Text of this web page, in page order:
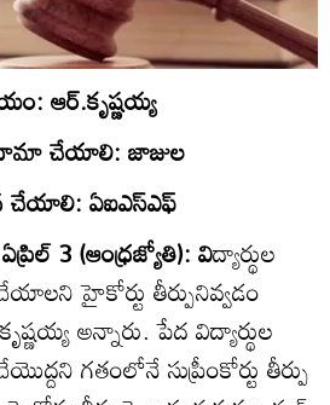
ఆర్‌.కృష్ణయ్య
చేయాలి: జాజుల
చేయాలి: ఏఐఎస్ఎఫ్‌
3 (ఆంధ్రజ్యోతి): విద్యార్థుల
హైకోర్టు తీర్పునివ్వడం
అన్నారు. పేద విద్యార్థుల
గతంలోనే సుప్రీంకోర్టు తీర్పు